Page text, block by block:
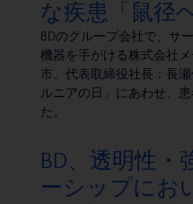
な疾患「鼠径
BDのグループ会社で、サ
機器を手がける株式会社
市、代表取締役社長：長
ルニアの日」にあわせ、
た。
BD、透明性・
ーシップにお